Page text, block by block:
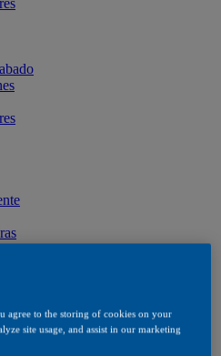
agree to the storing of cookies on your
site usage, and assist in our marketing